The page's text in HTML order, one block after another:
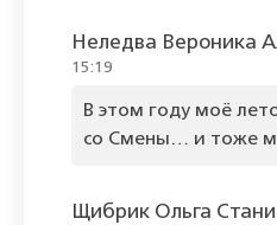
Неледва Вероника
15:19
В этом году моё
со Смены… и тоже
Щибрик Ольга